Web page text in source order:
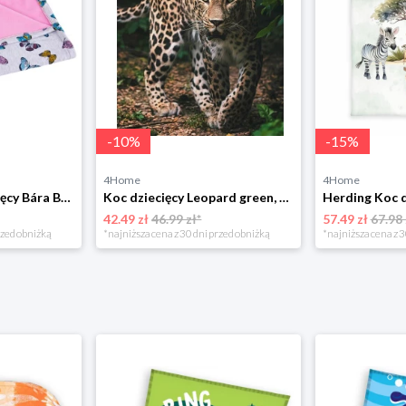
Bellatex Koc dziecięcy Bára Butterfly różowy, 75 x 100 cm
obniżką
-10%
4Home
Koc dziecięcy Leopard green, 120 x 150 cm Jerry Fabrics
42.49 zł46.99 zł*
*najniższa cena z 30 dni przed obniżką
-15%
4Home
57.49 zł67.98
*najniższa cena z